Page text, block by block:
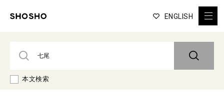
ENGLISH
本文検索